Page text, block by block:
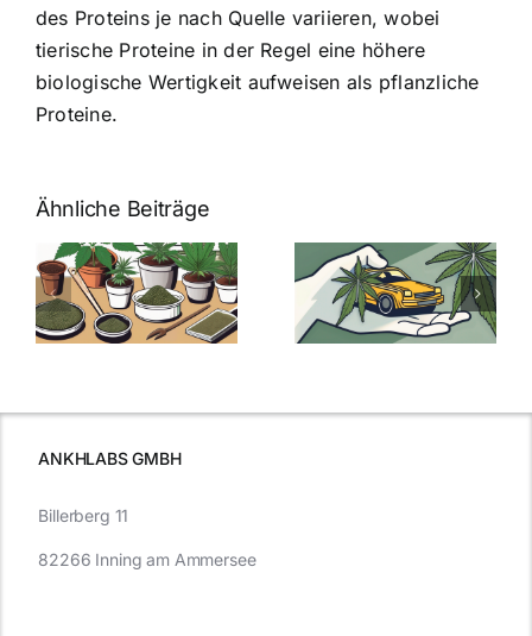
des Proteins je nach Quelle variieren, wobei
tierische Proteine in der Regel eine höhere
biologische Wertigkeit aufweisen als pflanzliche
Proteine.
Ähnliche Beiträge
Neue THC-
Grenzwert-
Regelung:
Was Sie über
Cannabis und
müssen
Cannabis
Samen
kaufen: Alles
was Sie
ANKHLABS GMBH
Billerberg 11
82266 Inning am Ammersee